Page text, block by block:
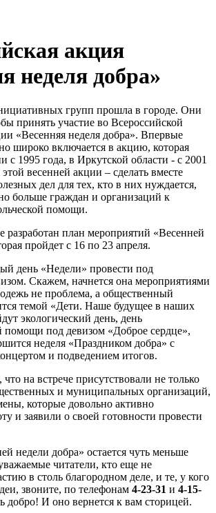
акция
неделя добра»
групп прошла в городе. Они
принять участие во Всероссийской
«Весенняя неделя добра». Впервые
широко включается в акцию, которая
с 1995 года, в Иркутской области - с 2001
весенней акции – сделать вместе
дел для тех, кто в них нуждается,
больше граждан и организаций к
помощи.
разработан план мероприятий «Весенней
пройдет с 16 по 23 апреля.
день «Недели» провести под
Скажем, начнется она мероприятиями
не проблема, а общественный
темой «Дети. Наше будущее в наших
экологический день, день
помощи под девизом «Доброе сердце»,
неделя «Праздником добра» с
и подведением итогов.
на встрече присутствовали не только
и муниципальных организаций,
которые довольно активно
и заявили о своей готовности провести
недели добра» остается чуть меньше
читатели, кто еще не
в столь благородном деле, и те, у кого
звоните, по телефонам 4-23-31 и 4-15-
добро! И оно вернется к вам сторицей.